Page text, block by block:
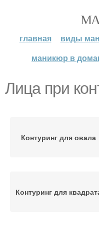
главная виды
маникюр в
Лица при
Контуринг для овала
Контуринг для